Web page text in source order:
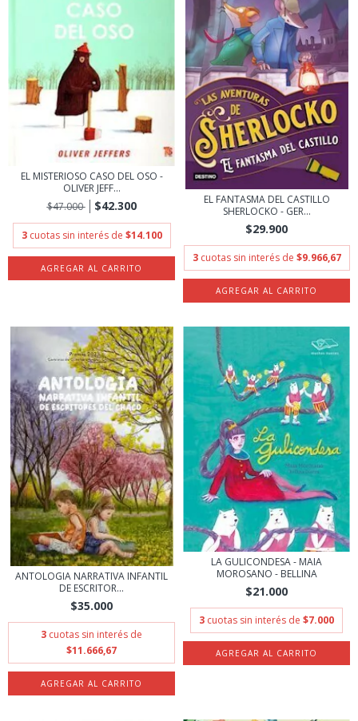
EL MISTERIOSO CASO DEL OSO -
OLIVER JEFF...
$47.000
$42.300
3 cuotas sin interés de $14.100
EL FANTASMA DEL CASTILLO
SHERLOCKO - GER...
$29.900
3 cuotas sin interés de $9.966,67
ANTOLOGIA NARRATIVA INFANTIL
DE ESCRITOR...
$35.000
3 cuotas sin interés de
$11.666,67
LA GULICONDESA - MAIA
MOROSANO - BELLINA
$21.000
3 cuotas sin interés de $7.000